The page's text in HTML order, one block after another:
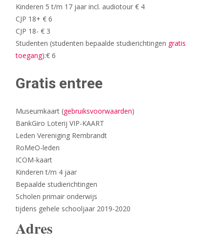
Kinderen 5 t/m 17 jaar incl. audiotour € 4
CJP 18+ € 6
CJP 18- € 3
Studenten (studenten bepaalde studierichtingen gratis
toegang):€ 6
Gratis entree
Museumkaart (gebruiksvoorwaarden)
BankGiro Loterij VIP-KAART
Leden Vereniging Rembrandt
RoMeO-leden
ICOM-kaart
Kinderen t/m 4 jaar
Bepaalde studierichtingen
Scholen primair onderwijs
tijdens gehele schooljaar 2019-2020
Adres